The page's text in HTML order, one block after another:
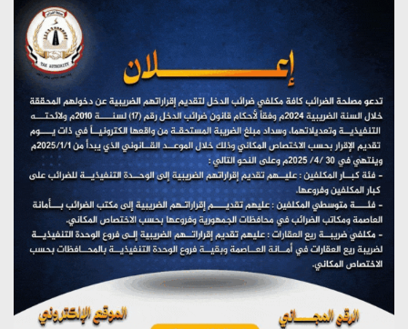
(نحن لا نهزم) بث مباشر
تستمعون لبرنامج (هندسة الوهم)
يوليو 28, 2026
مؤتمر صحفي لمركز عين الإنسانية حول جرائم تحالف العدوان
على اليمن
يوليو 27, 2026
تستمعون لبرنامج (مع السيد القائد)
يوليو 26, 2026